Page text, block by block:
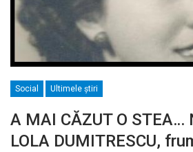
Social Ultimele ştiri
A MAI CĂZUT O STEA…
LOLA DUMITRESCU,